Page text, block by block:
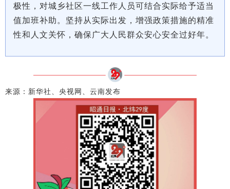
极性，对城乡社区一线工作人员可结合实际给予适当
值加班补助。坚持从实际出发，增强政策措施的精准
性和人文关怀，确保广大人民群众安心安全过好年。
来源：新华社、央视网、云南发布